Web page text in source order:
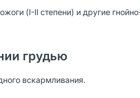
(I-II степени) и другие
грудью
вскармливания.